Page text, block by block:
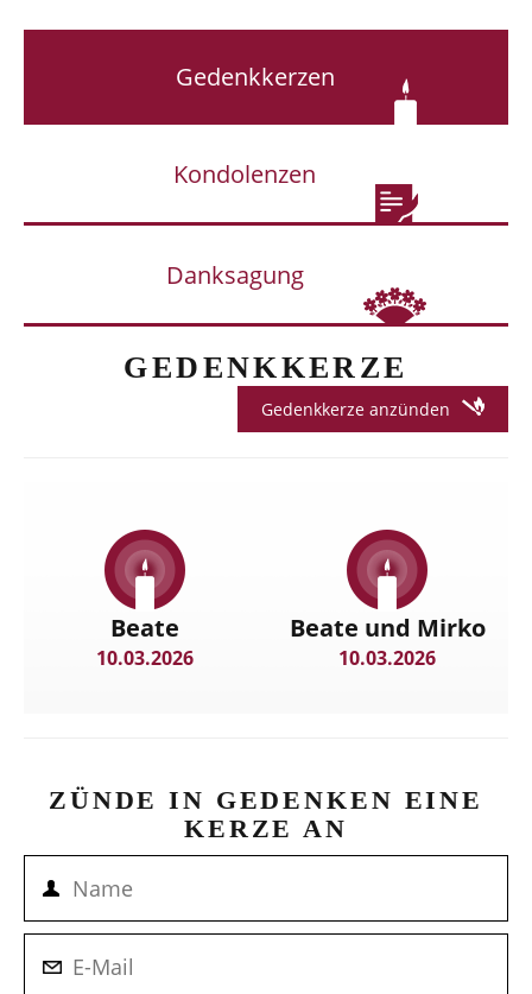
Gedenkkerzen
Kondolenzen
Danksagung
GEDENKKERZE
Gedenkkerze anzünden
Beate
10.03.2026
Beate und Mirko
10.03.2026
ZÜNDE IN GEDENKEN EINE
KERZE AN